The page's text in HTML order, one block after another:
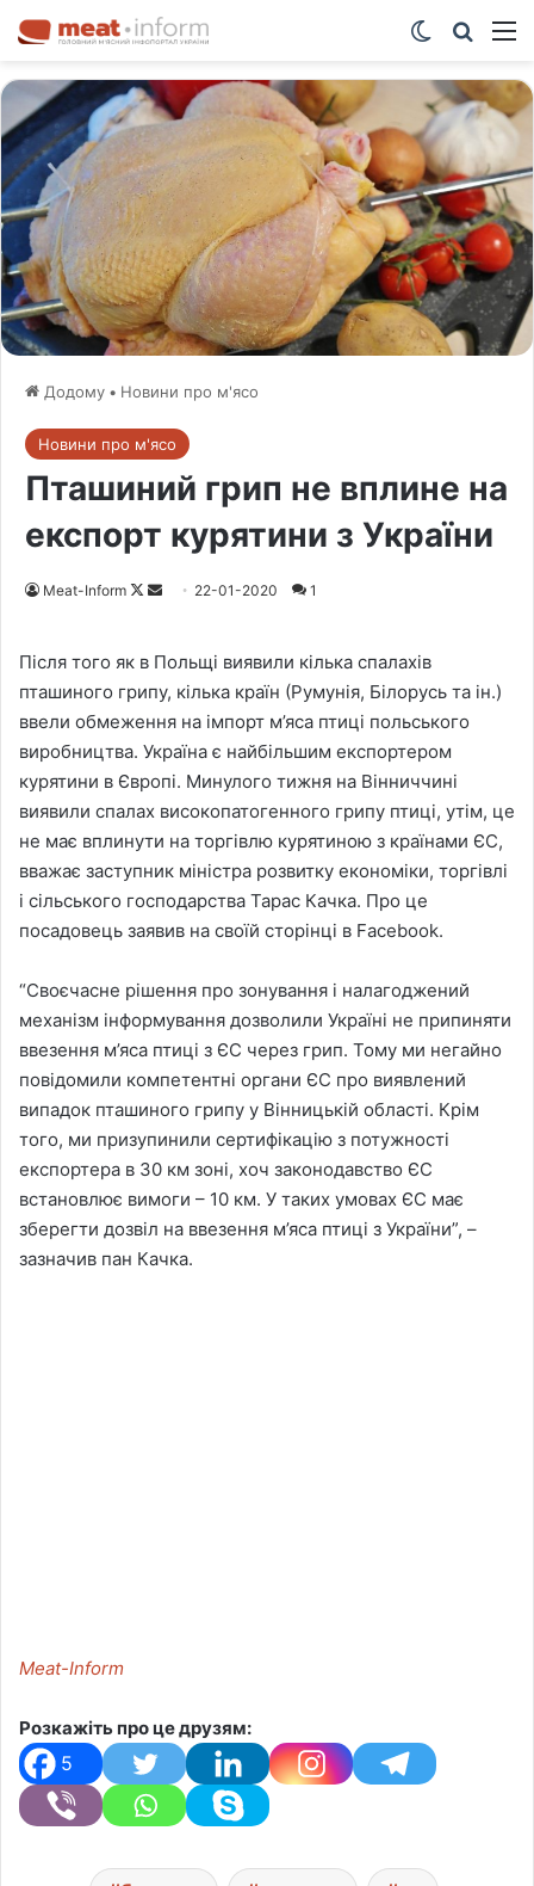
Switch skin
Додому • Новини про м'ясо
Новини про м'ясо
Пташиний грип не вплине на
експорт курятини з України
Meat-Inform
F
w
o
n
X
a
n
e
m
a
i
l
22-01-2020 1
Після того як в Польщі виявили кілька спалахів
пташиного грипу, кілька країн (Румунія, Білорусь та ін.)
ввели обмеження на імпорт м’яса птиці польського
виробництва. Україна є найбільшим експортером
курятини в Європі. Минулого тижня на Вінниччині
виявили спалах високопатогенного грипу птиці, утім, це
не має вплинути на торгівлю курятиною з країнами ЄС,
вважає заступник міністра розвитку економіки, торгівлі
і сільського господарства Тарас Качка. Про це
посадовець заявив на своїй сторінці в Facebook.
“Своєчасне рішення про зонування і налагоджений
механізм інформування дозволили Україні не припиняти
ввезення м’яса птиці з ЄС через грип. Тому ми негайно
повідомили компетентні органи ЄС про виявлений
випадок пташиного грипу у Вінницькій області. Крім
того, ми призупинили сертифікацію з потужності
експортера в 30 км зоні, хоч законодавство ЄС
встановлює вимоги – 10 км. У таких умовах ЄС має
зберегти дозвіл на ввезення м’яса птиці з України”, –
зазначив пан Качка.
Meat-Inform
Розкажіть про це друзям:
5